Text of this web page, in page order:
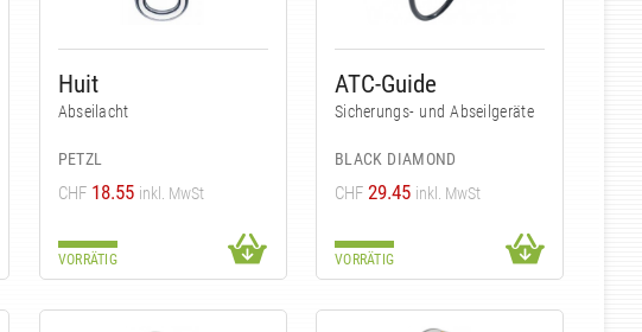
Huit
Abseilacht
PETZL
CHF 18.55 inkl. MwSt
VORRÄTIG
ATC-Guide
Sicherungs- und Abseilgeräte
BLACK DIAMOND
CHF 29.45 inkl. MwSt
VORRÄTIG